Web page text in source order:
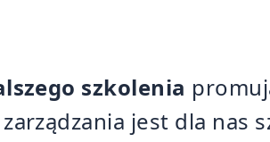
szkolenia
jest dla nas